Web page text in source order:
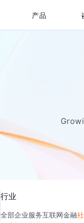
产品
行业
全部企业服务互联网金融